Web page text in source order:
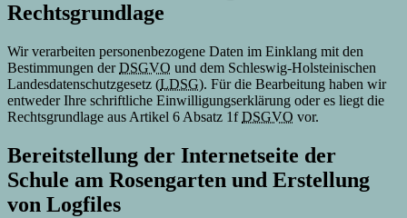
Rechtsgrundlage
Wir verarbeiten personenbezogene Daten im Einklang mit den
Bestimmungen derDSGVO und dem Schleswig-Holsteinischen
Landesdatenschutzgesetz (LDSG). Für die Bearbeitung haben wir
entweder Ihre schriftliche Einwilligungserklärung oder es liegt die
Rechtsgrundlage aus Artikel 6 Absatz 1fDSGVO vor.
Bereitstellung der Internetseite der
Schule am Rosengarten und Erstellung
von Logfiles